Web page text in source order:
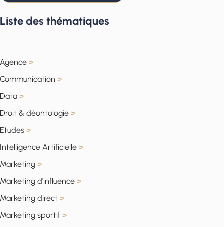
Liste des thématiques
Agence >
Communication >
Data >
Droit & déontologie >
Etudes >
Intelligence Artificielle >
Marketing >
Marketing d'influence >
Marketing direct >
Marketing sportif >